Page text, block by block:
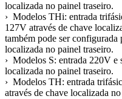
localizada no painel traseiro.
› Modelos THi: entrada
127V através de chave
também pode ser
localizada no painel traseiro.
› Modelos S: entrada 220V e
localizada no painel traseiro.
› Modelos TH: entrada
através de chave localizada